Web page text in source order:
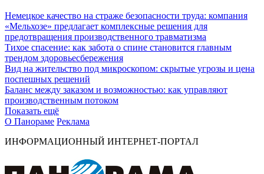
Немецкое качество на страже безопасности труда: компания
«Мельхозе» предлагает комплексные решения для
предотвращения производственного травматизма
Тихое спасение: как забота о спине становится главным
трендом здоровьесбережения
Вид на жительство под микроскопом: скрытые угрозы и цена
поспешных решений
Баланс между заказом и возможностью: как управляют
производственным потоком
Показать ещё
О Панораме Реклама
ИНФОРМАЦИОННЫЙ ИНТЕРНЕТ-ПОРТАЛ